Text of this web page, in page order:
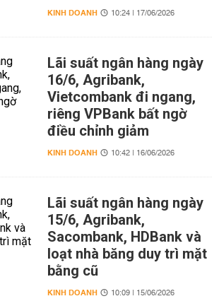
KINH DOANH 10:24 | 17/06/2026
Lãi suất ngân hàng ngày
16/6, Agribank,
Vietcombank đi ngang,
riêng VPBank bất ngờ
điều chỉnh giảm
KINH DOANH 10:42 | 16/06/2026
Lãi suất ngân hàng ngày
15/6, Agribank,
Sacombank, HDBank và
loạt nhà băng duy trì mặt
bằng cũ
KINH DOANH 10:09 | 15/06/2026